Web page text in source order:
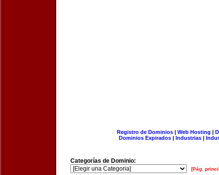
Registro de Dominios| Web Hosting |
Dominios Expirados | Industrias |
Categorías de Dominio:
[Pág.